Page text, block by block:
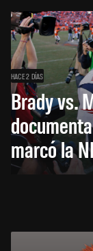
HACE 2 DÍAS
Brady vs.
marcó la